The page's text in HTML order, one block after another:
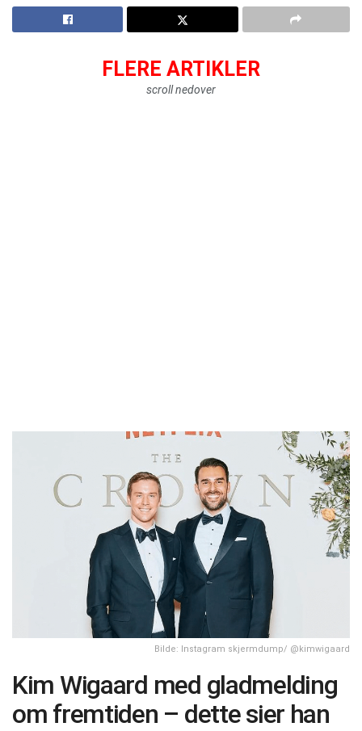
FLERE ARTIKLER
scroll nedover
Bilde: Instagram skjermdump/ @kimwigaard
Kim Wigaard med gladmelding
om fremtiden – dette sier han